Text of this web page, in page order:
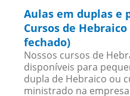
Aulas em duplas e
Cursos de
fechado)
Nossos cursos de
disponíveis para
dupla de Hebraico ou
ministrado na